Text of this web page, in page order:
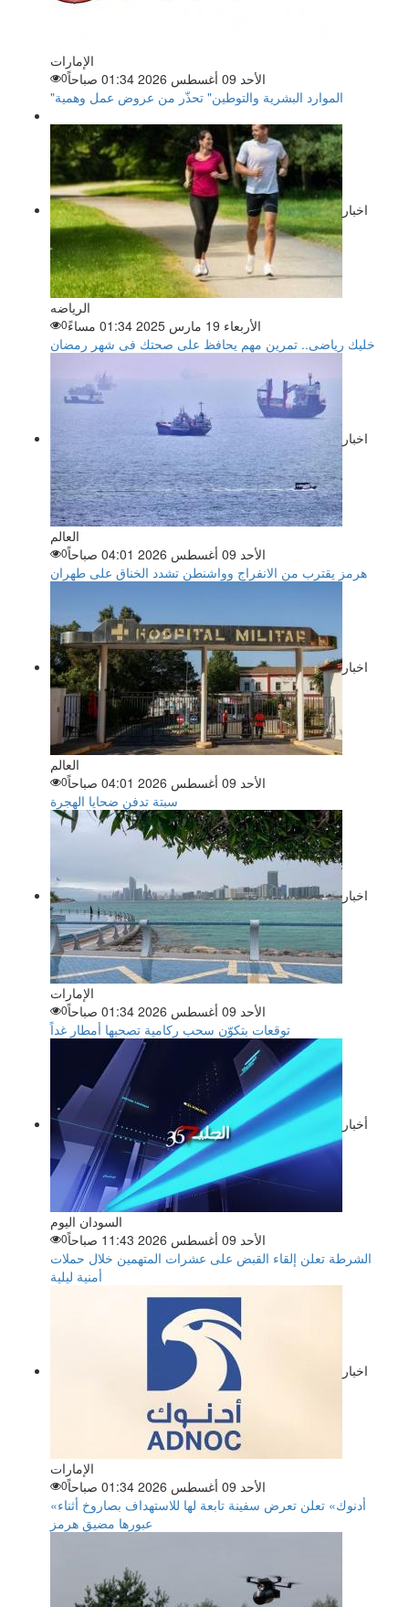
الإمارات
الأحد 09 أغسطس 2026 01:34 صباحاً
0
"الموارد البشرية والتوطين" تحذّر من عروض عمل وهمية
اخبار
الرياضه
الأربعاء 19 مارس 2025 01:34 مساءً
0
خليك رياضى.. تمرين مهم يحافظ على صحتك فى شهر رمضان
اخبار
العالم
الأحد 09 أغسطس 2026 04:01 صباحاً
0
هرمز يقترب من الانفراج وواشنطن تشدد الخناق على طهران
اخبار
العالم
الأحد 09 أغسطس 2026 04:01 صباحاً
0
سبتة تدفن ضحايا الهجرة
اخبار
الإمارات
الأحد 09 أغسطس 2026 01:34 صباحاً
0
توقعات بتكوّن سحب ركامية تصحبها أمطار غداً
أخبار
السودان اليوم
الأحد 09 أغسطس 2026 11:43 صباحاً
0
الشرطة تعلن إلقاء القبض على عشرات المتهمين خلال حملات
أمنية ليلية
اخبار
الإمارات
الأحد 09 أغسطس 2026 01:34 صباحاً
0
«أدنوك» تعلن تعرض سفينة تابعة لها للاستهداف بصاروخ أثناء
عبورها مضيق هرمز